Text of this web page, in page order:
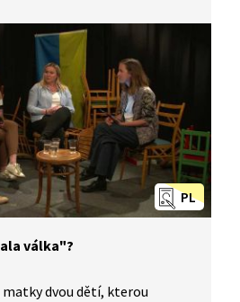
že by chápal, kdyby ho
opustila, válka rozbila
ho ale nikdy neopustila ani
příběh ukazuje, jak válka
ale i partnerské vztahy, plány
o životě. Zároveň je
loajalitě a o tom, že láska
i v extrémních
PL
válka"?
dvou dětí, kterou